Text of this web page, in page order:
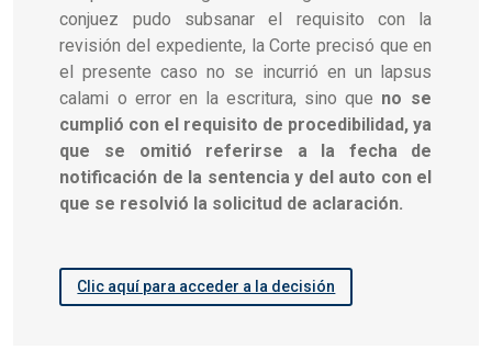
conjuez pudo subsanar el requisito con la
revisión del expediente, la Corte precisó que en
el presente caso no se incurrió en un lapsus
calami o error en la escritura, sino que no se
cumplió con el requisito de procedibilidad, ya
que se omitió referirse a la fecha de
notificación de la sentencia y del auto con el
que se resolvió la solicitud de aclaración.
Clic aquí para acceder a la decisión